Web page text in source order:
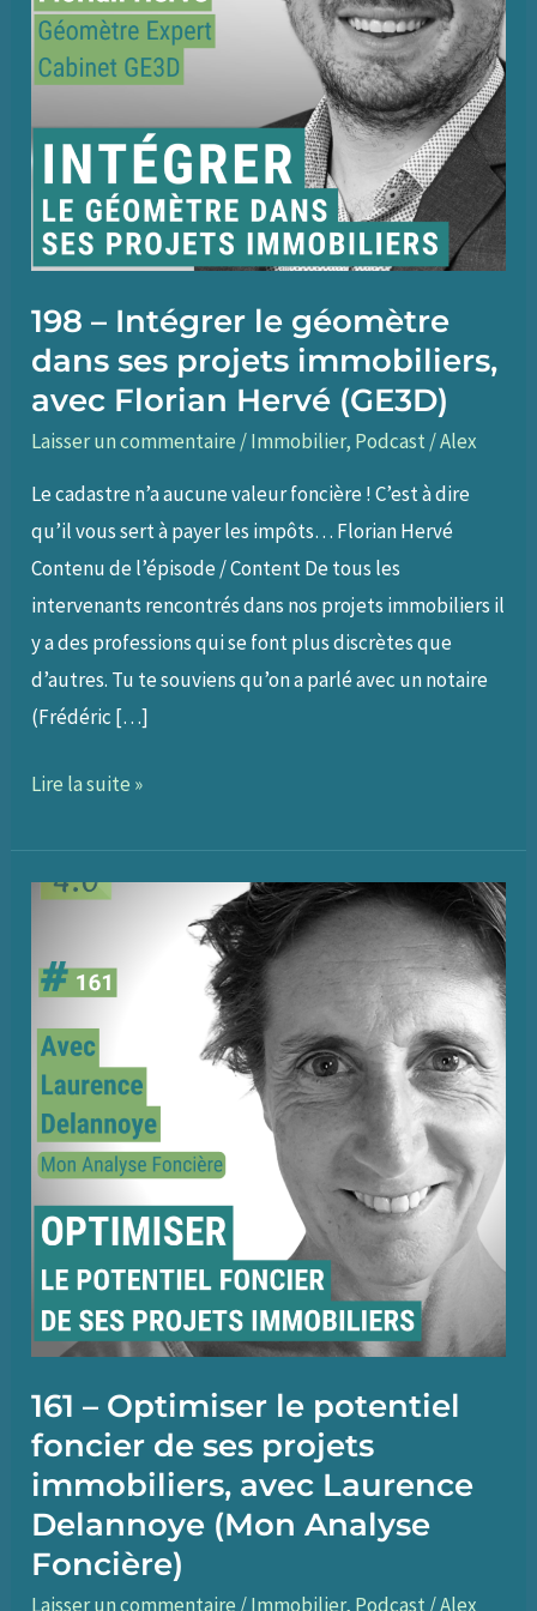
198 – Intégrer le géomètre
dans ses projets immobiliers,
avec Florian Hervé (GE3D)
Laisser un commentaire /Immobilier, Podcast /Alex
Le cadastre n’a aucune valeur foncière ! C’est à dire
qu’il vous sert à payer les impôts… Florian Hervé
Contenu de l’épisode / Content De tous les
intervenants rencontrés dans nos projets immobiliers il
y a des professions qui se font plus discrètes que
d’autres. Tu te souviens qu’on a parlé avec un notaire
(Frédéric […]
198
Intégrer
le
dans
ses
projets
immobiliers,
avec
Florian
(GE3D)
Lire la suite »
161 – Optimiser le potentiel
foncier de ses projets
immobiliers, avec Laurence
Delannoye (Mon Analyse
Foncière)
Laisser un commentaire /Immobilier, Podcast /Alex